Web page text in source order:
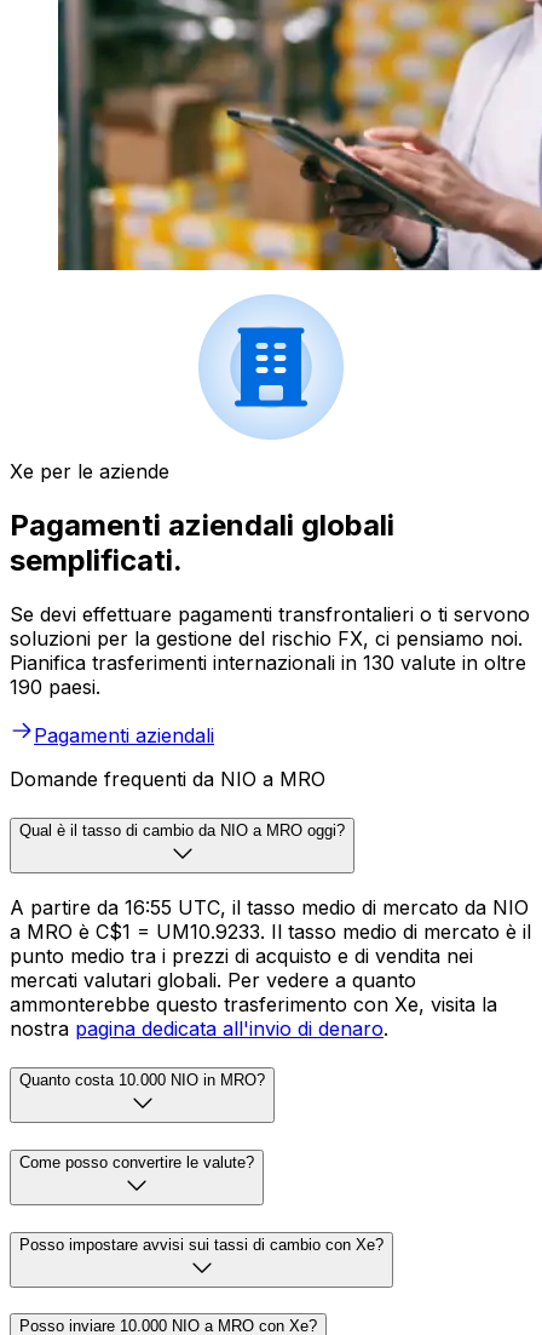
Xe per le aziende
Pagamenti aziendali globali
semplificati.
Se devi effettuare pagamenti transfrontalieri o ti servono
soluzioni per la gestione del rischio FX, ci pensiamo noi.
Pianifica trasferimenti internazionali in 130 valute in oltre
190 paesi.
Pagamenti aziendali
Domande frequenti da NIO a MRO
Qual è il tasso di cambio da NIO a MRO oggi?
A partire da 16:55 UTC, il tasso medio di mercato da NIO
a MRO è C$1 = UM10.9233. Il tasso medio di mercato è il
punto medio tra i prezzi di acquisto e di vendita nei
mercati valutari globali. Per vedere a quanto
ammonterebbe questo trasferimento con Xe, visita la
nostra pagina dedicata all'invio di denaro.
Quanto costa 10.000 NIO in MRO?
Come posso convertire le valute?
Posso impostare avvisi sui tassi di cambio con Xe?
Posso inviare 10.000 NIO a MRO con Xe?